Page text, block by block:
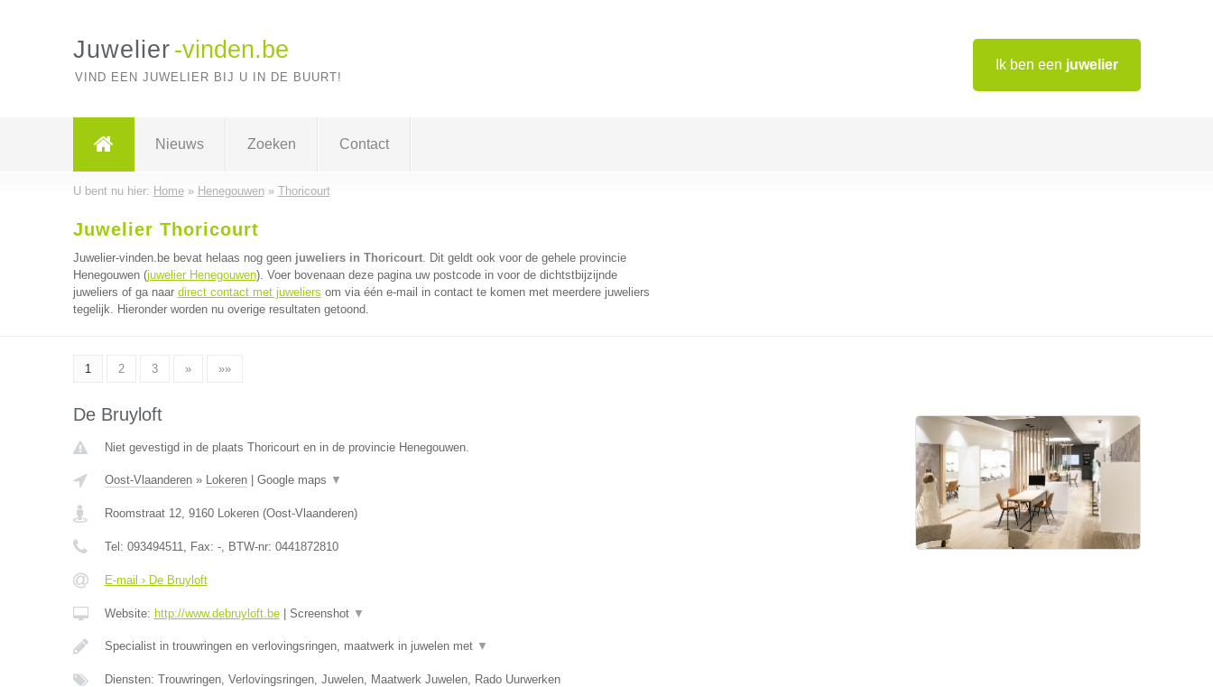
Ik ben een juwelier
Juwelier -vinden.be
VIND EEN JUWELIER BIJ U IN DE BUURT!
Nieuws Zoeken Contact
U bent nu hier: Home» Henegouwen» Thoricourt
Juwelier Thoricourt
Juwelier-vinden.be bevat helaas nog geen juweliers in Thoricourt. Dit geldt ook voor de gehele provincie
Henegouwen (juwelier Henegouwen). Voer bovenaan deze pagina uw postcode in voor de dichtstbijzijnde
juweliers of ga naar direct contact met juweliers om via één e-mail in contact te komen met meerdere juweliers
tegelijk. Hieronder worden nu overige resultaten getoond.
1 2 3 » »»
De Bruyloft
Niet gevestigd in de plaats Thoricourt en in de provincie Henegouwen.
Oost-Vlaanderen» Lokeren| Google maps ▼
Roomstraat 12, 9160 Lokeren(Oost-Vlaanderen)
Tel: 093494511, Fax: -, BTW-nr: 0441872810
E-mail › De Bruyloft
Website: http://www.debruyloft.be| Screenshot ▼
Specialist in trouwringen en verlovingsringen, maatwerk in juwelen met ▼
Diensten: Trouwringen, Verlovingsringen, Juwelen, Maatwerk Juwelen, Rado Uurwerken